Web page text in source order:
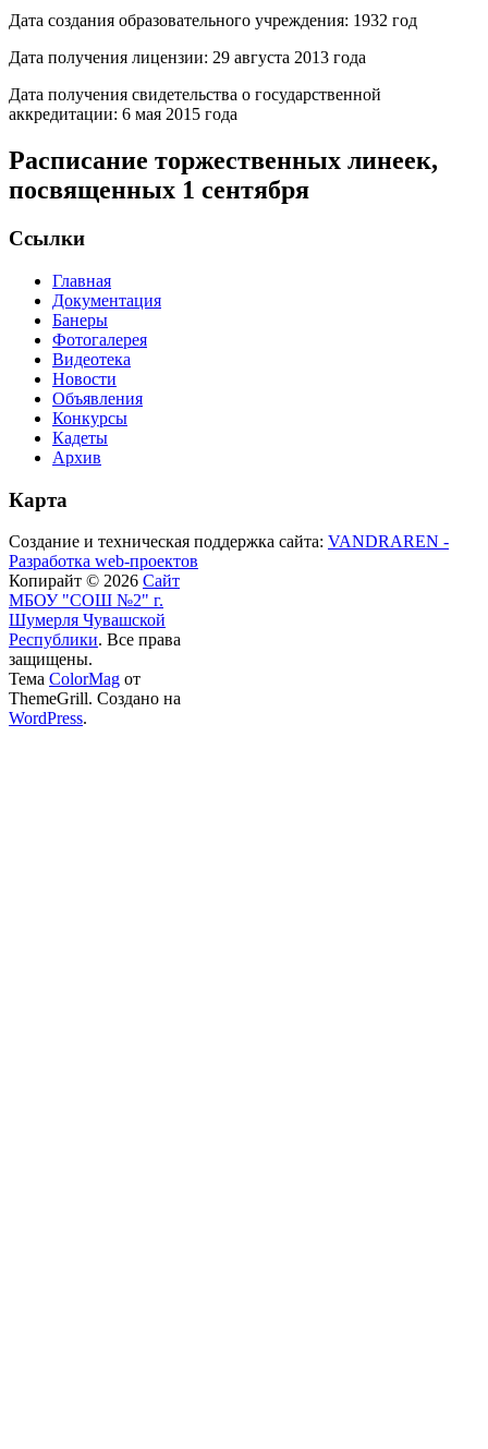
Дата создания образовательного учреждения: 1932 год
Дата получения лицензии: 29 августа 2013 года
Дата получения свидетельства о государственной
аккредитации: 6 мая 2015 года
Расписание торжественных линеек,
посвященных 1 сентября
Ссылки
Главная
Документация
Банеры
Фотогалерея
Видеотека
Новости
Объявления
Конкурсы
Кадеты
Архив
Карта
Создание и техническая поддержка сайта: VANDRAREN -
Разработка web-проектов
Копирайт © 2026 Сайт
МБОУ "СОШ №2" г.
Шумерля Чувашской
Республики. Все права
защищены.
Тема ColorMag от
ThemeGrill. Создано на
WordPress.